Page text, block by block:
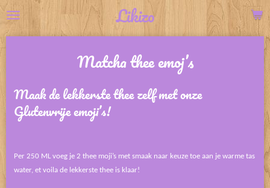
Ga
Likizo
Matcha thee emoj’s
Maak de lekkerste thee zelf met onze
Glutenvrije emoji’s!
Per 250 ML voeg je 2 thee moji’s met smaak naar keuze toe aan je warme tas
water, et voila de lekkerste thee is klaar!